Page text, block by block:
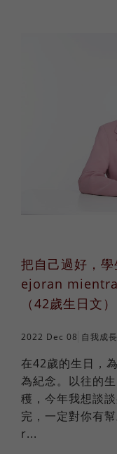
把自己過好，
ejoran
（42歲生日文）
2022 Dec 08 自我成長
在42歲的生日，
為紀念。以往的
穫，今年我想談
完，一定對你有
r...